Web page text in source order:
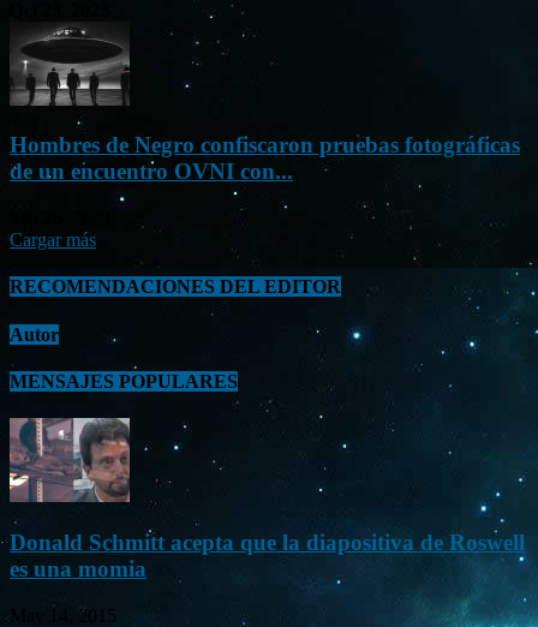
Hombres de Negro confiscaron pruebas fotográficas
de un encuentro OVNI con...
Cargar más
RECOMENDACIONES DEL EDITOR
Autor
MENSAJES POPULARES
Donald Schmitt acepta que la diapositiva de Roswell
es una momia
May 14, 2015